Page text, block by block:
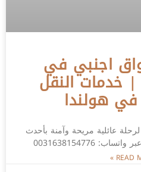
اجنبي في
2026 | خدمات النقل
هولندا
عائلية مريحة وآمنة بأحدث
0031638154776
READ